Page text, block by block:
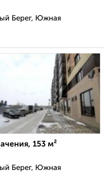
Берег, Южная
153 м²
Берег, Южная